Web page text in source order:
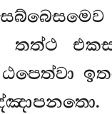
තත්ථ